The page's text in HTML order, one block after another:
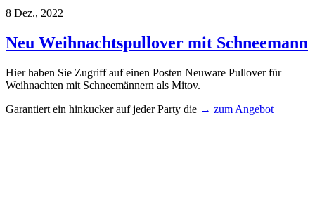
8 Dez., 2022
Neu Weihnachtspullover mit Schneemann
Hier haben Sie Zugriff auf einen Posten Neuware Pullover für
Weihnachten mit Schneemännern als Mitov.
Garantiert ein hinkucker auf jeder Party die → zum Angebot